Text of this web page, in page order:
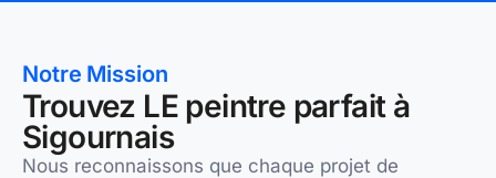
Notre Mission
Trouvez LE peintre parfait à
Sigournais
Nous reconnaissons que chaque projet de